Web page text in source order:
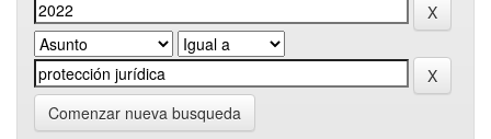
Comenzar nueva busqueda